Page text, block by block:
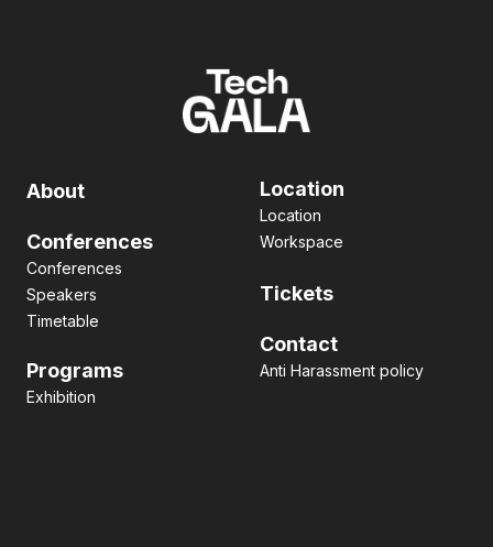
About
Conferences
Conferences
Speakers
Timetable
Programs
Exhibition
Location
Location
Workspace
Tickets
Contact
Anti Harassment policy